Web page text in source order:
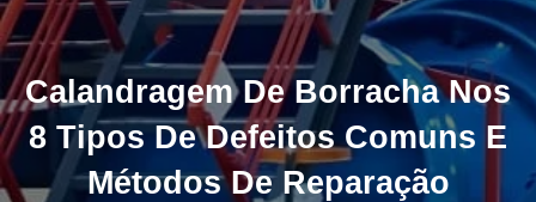
Calandragem De Borracha Nos
8 Tipos De Defeitos Comuns E
Métodos De Reparação